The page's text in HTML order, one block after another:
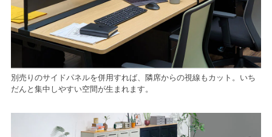
別売りのサイドパネルを併用すれば、隣席からの視線もカット。いち
だんと集中しやすい空間が生まれます。